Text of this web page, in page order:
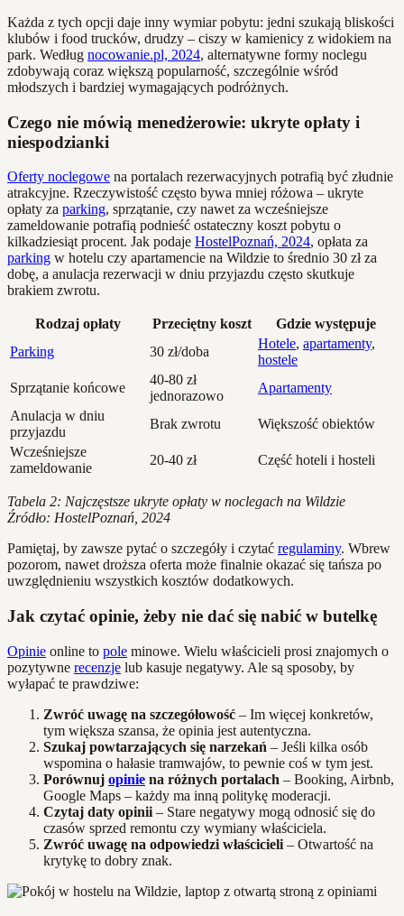
Każda z tych opcji daje inny wymiar pobytu: jedni szukają bliskości
klubów i food trucków, drudzy – ciszy w kamienicy z widokiem na
park. Według nocowanie.pl, 2024, alternatywne formy noclegu
zdobywają coraz większą popularność, szczególnie wśród
młodszych i bardziej wymagających podróżnych.
Czego nie mówią menedżerowie: ukryte opłaty i
niespodzianki
Oferty noclegowe na portalach rezerwacyjnych potrafią być złudnie
atrakcyjne. Rzeczywistość często bywa mniej różowa – ukryte
opłaty za parking, sprzątanie, czy nawet za wcześniejsze
zameldowanie potrafią podnieść ostateczny koszt pobytu o
kilkadziesiąt procent. Jak podaje HostelPoznań, 2024, opłata za
parking w hotelu czy apartamencie na Wildzie to średnio 30 zł za
dobę, a anulacja rezerwacji w dniu przyjazdu często skutkuje
brakiem zwrotu.
Rodzaj opłaty Przeciętny koszt
Gdzie występuje
Parking
30 zł/doba
Hotele, apartamenty,
hostele
Sprzątanie końcowe
40-80 zł
jednorazowo
Apartamenty
Anulacja w dniu
przyjazdu
Brak zwrotu
Większość obiektów
Wcześniejsze
zameldowanie
20-40 zł Część hoteli i hosteli
Tabela 2: Najczęstsze ukryte opłaty w noclegach na Wildzie
Źródło: HostelPoznań, 2024
Pamiętaj, by zawsze pytać o szczegóły i czytać regulaminy. Wbrew
pozorom, nawet droższa oferta może finalnie okazać się tańsza po
uwzględnieniu wszystkich kosztów dodatkowych.
Jak czytać opinie, żeby nie dać się nabić w butelkę
Opinie online to pole minowe. Wielu właścicieli prosi znajomych o
pozytywne recenzje lub kasuje negatywy. Ale są sposoby, by
wyłapać te prawdziwe:
Zwróć uwagę na szczegółowość – Im więcej konkretów,
tym większa szansa, że opinia jest autentyczna.
Szukaj powtarzających się narzekań – Jeśli kilka osób
wspomina o hałasie tramwajów, to pewnie coś w tym jest.
Porównuj opinie na różnych portalach – Booking, Airbnb,
Google Maps – każdy ma inną politykę moderacji.
Czytaj daty opinii – Stare negatywy mogą odnosić się do
czasów sprzed remontu czy wymiany właściciela.
Zwróć uwagę na odpowiedzi właścicieli – Otwartość na
krytykę to dobry znak.